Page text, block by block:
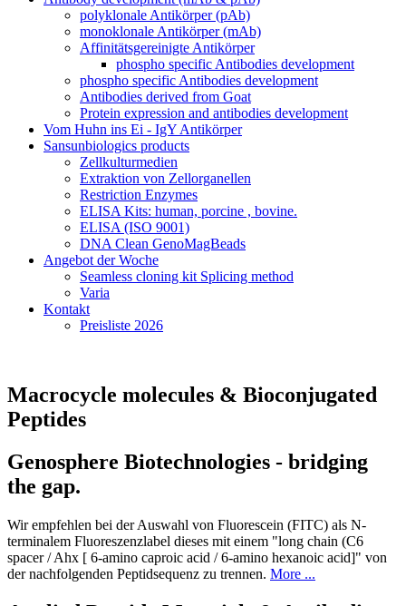
polyklonale Antikörper (pAb)
monoklonale Antikörper (mAb)
Affinitätsgereinigte Antikörper
phospho specific Antibodies development
phospho specific Antibodies development
Antibodies derived from Goat
Protein expression and antibodies development
Vom Huhn ins Ei - IgY Antikörper
Sansunbiologics products
Zellkulturmedien
Extraktion von Zellorganellen
Restriction Enzymes
ELISA Kits: human, porcine , bovine.
ELISA (ISO 9001)
DNA Clean GenoMagBeads
Angebot der Woche
Seamless cloning kit Splicing method
Varia
Kontakt
Preisliste 2026
Macrocycle molecules & Bioconjugated
Peptides
Genosphere Biotechnologies - bridging
the gap.
Wir empfehlen bei der Auswahl von Fluorescein (FITC) als N-
terminalem Fluoreszenzlabel dieses mit einem "long chain (C6
spacer / Ahx [ 6-amino caproic acid / 6-amino hexanoic acid]" von
der nachfolgenden Peptidsequenz zu trennen. More ...